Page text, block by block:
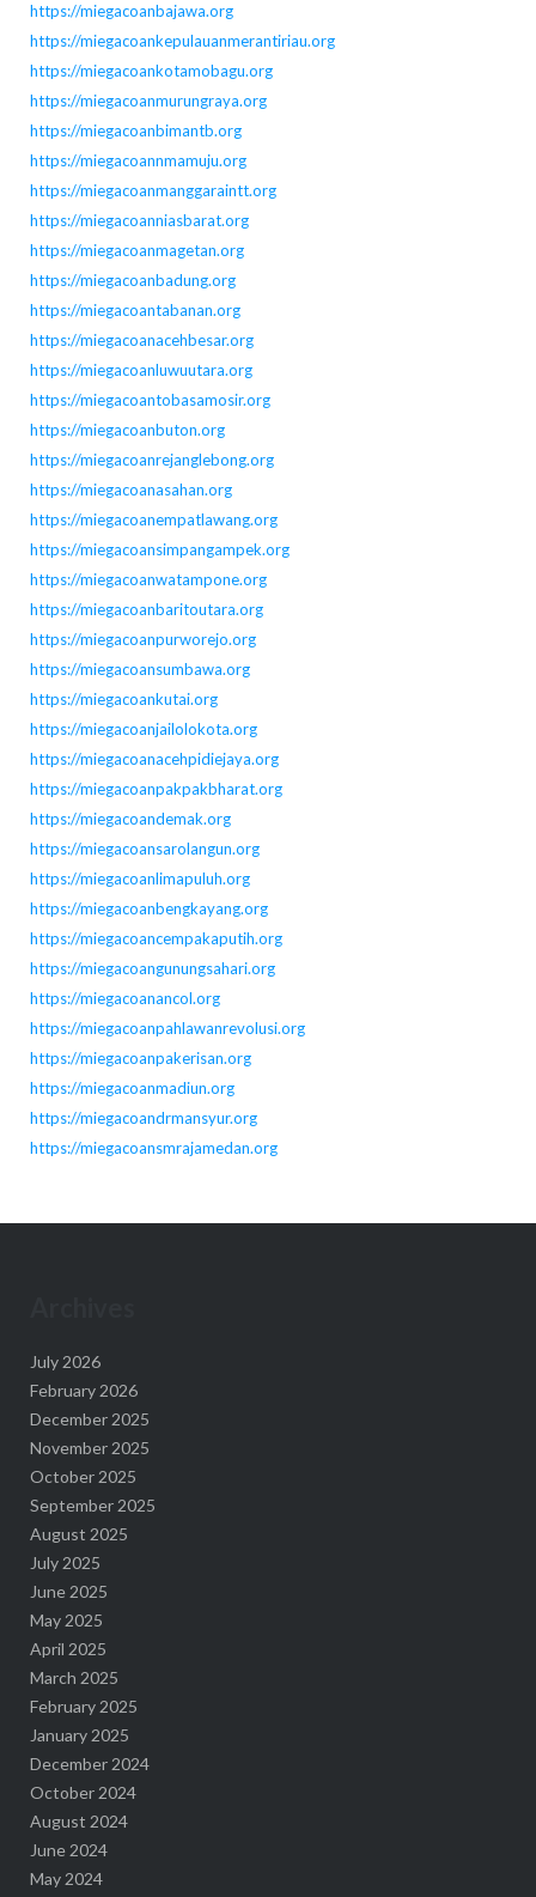
https://miegacoanbajawa.org
https://miegacoankepulauanmerantiriau.org
https://miegacoankotamobagu.org
https://miegacoanmurungraya.org
https://miegacoanbimantb.org
https://miegacoannmamuju.org
https://miegacoanmanggaraintt.org
https://miegacoanniasbarat.org
https://miegacoanmagetan.org
https://miegacoanbadung.org
https://miegacoantabanan.org
https://miegacoanacehbesar.org
https://miegacoanluwuutara.org
https://miegacoantobasamosir.org
https://miegacoanbuton.org
https://miegacoanrejanglebong.org
https://miegacoanasahan.org
https://miegacoanempatlawang.org
https://miegacoansimpangampek.org
https://miegacoanwatampone.org
https://miegacoanbaritoutara.org
https://miegacoanpurworejo.org
https://miegacoansumbawa.org
https://miegacoankutai.org
https://miegacoanjailolokota.org
https://miegacoanacehpidiejaya.org
https://miegacoanpakpakbharat.org
https://miegacoandemak.org
https://miegacoansarolangun.org
https://miegacoanlimapuluh.org
https://miegacoanbengkayang.org
https://miegacoancempakaputih.org
https://miegacoangunungsahari.org
https://miegacoanancol.org
https://miegacoanpahlawanrevolusi.org
https://miegacoanpakerisan.org
https://miegacoanmadiun.org
https://miegacoandrmansyur.org
https://miegacoansmrajamedan.org
July 2026
February 2026
December 2025
November 2025
October 2025
September 2025
August 2025
July 2025
June 2025
May 2025
April 2025
March 2025
February 2025
January 2025
December 2024
October 2024
August 2024
June 2024
May 2024